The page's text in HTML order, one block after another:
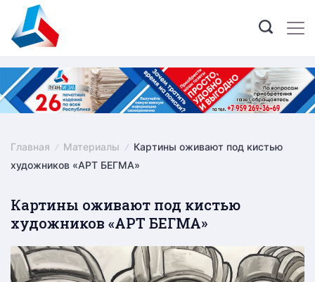
content
Главная Материалы
Картины оживают под кистью
художников «АРТ БЕГМА»
Картины оживают под кистью
художников «АРТ БЕГМА»